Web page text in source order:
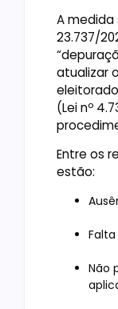
A medida
23.737/
atualizar
(Lei nº
Entre os
estão:
Não